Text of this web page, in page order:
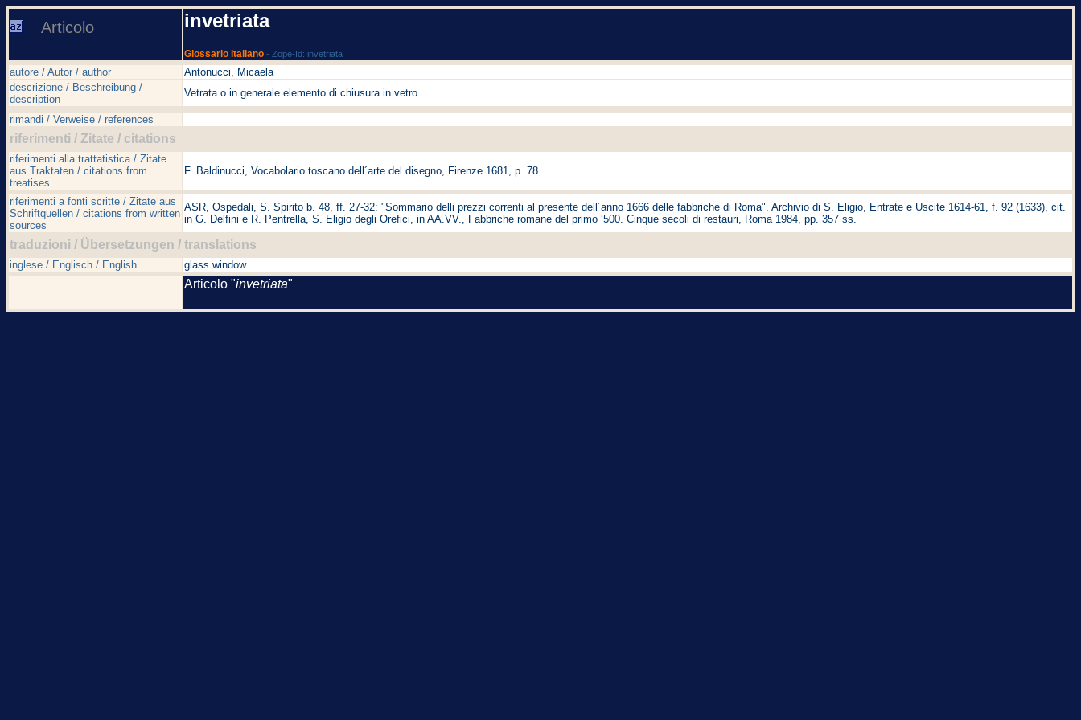
Articolo invetriata
Glossario Italiano - Zope-Id: invetriata
autore / Autor / author
Antonucci, Micaela
descrizione / Beschreibung /
description
Vetrata o in generale elemento di chiusura in vetro.
rimandi / Verweise / references
riferimenti / Zitate / citations
riferimenti alla trattatistica / Zitate
aus Traktaten / citations from
treatises
F. Baldinucci, Vocabolario toscano dell´arte del disegno, Firenze 1681, p. 78.
riferimenti a fonti scritte / Zitate aus
Schriftquellen / citations from written
sources
ASR, Ospedali, S. Spirito b. 48, ff. 27-32: "Sommario delli prezzi correnti al presente dell´anno 1666 delle fabbriche di Roma". Archivio di S. Eligio, Entrate e Uscite 1614-61, f. 92 (1633), cit.
in G. Delfini e R. Pentrella, S. Eligio degli Orefici, in AA.VV., Fabbriche romane del primo ‘500. Cinque secoli di restauri, Roma 1984, pp. 357 ss.
traduzioni / Übersetzungen / translations
inglese / Englisch / English glass window
Articolo "invetriata"